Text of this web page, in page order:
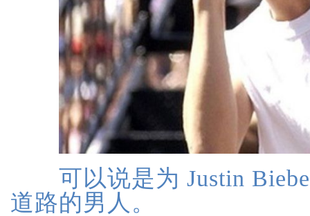
可以说是为 Justin
道路的男人。